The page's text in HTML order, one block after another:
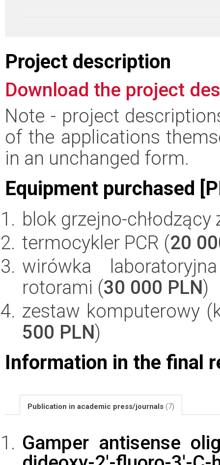
Project description
Download the project
Note - project
of the applications
in an unchanged form.
Equipment purchased
blok grzejno-
termocykler PCR (20
wirówka
rotorami (30 000 PLN)
zestaw komputerowy
500 PLN)
Information in the final
Publication in academic press/journals (7)
Gamper antisense